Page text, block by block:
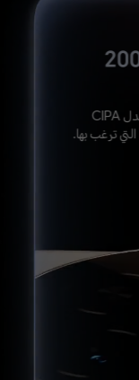
بدقة 200
مزودًا بتثبيت صور الأول في مجاله بمعدل CIPA